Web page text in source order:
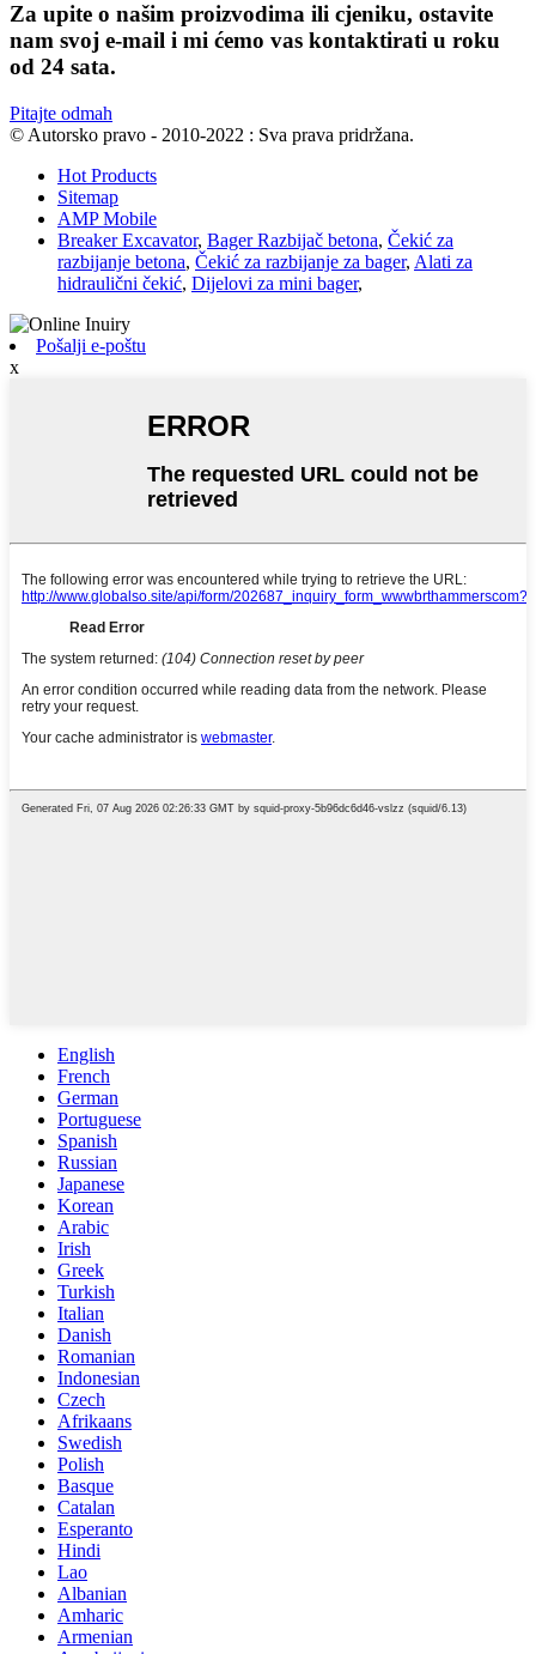
Za upite o našim proizvodima ili cjeniku, ostavite
nam svoj e-mail i mi ćemo vas kontaktirati u roku
od 24 sata.
Pitajte odmah
© Autorsko pravo - 2010-2022 : Sva prava pridržana.
Hot Products
Sitemap
AMP Mobile
Breaker Excavator, Bager Razbijač betona, Čekić za
razbijanje betona, Čekić za razbijanje za bager, Alati za
hidraulični čekić, Dijelovi za mini bager,
Pošalji e-poštu
x
English
French
German
Portuguese
Spanish
Russian
Japanese
Korean
Arabic
Irish
Greek
Turkish
Italian
Danish
Romanian
Indonesian
Czech
Afrikaans
Swedish
Polish
Basque
Catalan
Esperanto
Hindi
Lao
Albanian
Amharic
Armenian